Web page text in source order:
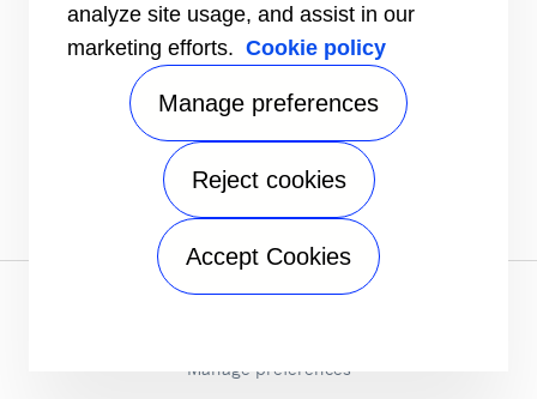
# carrierkuwait
Privacyverklaring|Juridisch|Speak Up
Manage preferences
analyze site usage, and assist in our
marketing efforts. Cookie policy
Manage preferences
Reject cookies
Accept Cookies